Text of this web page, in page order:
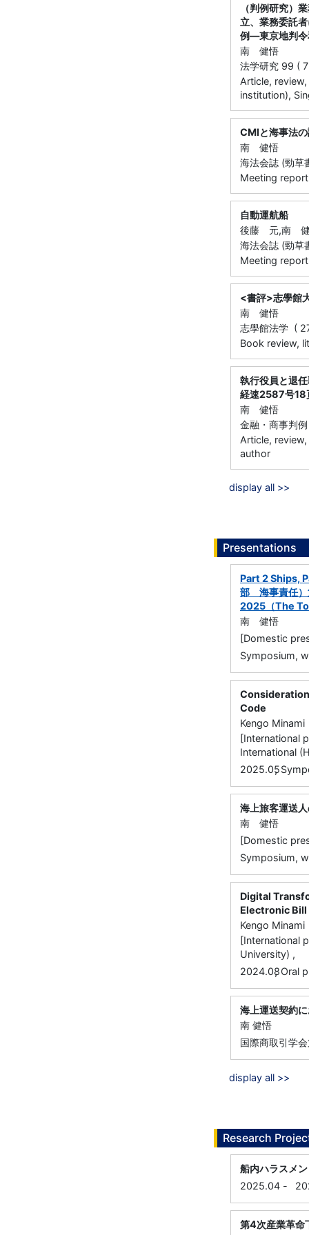
（判例研究）
立、業務委託
例―東京地判
南 健悟
法学研究 99 (
Article,
institution),
CMIと海事法
南 健悟
海法会誌 (勁
Meeting
自動運航船
後藤 元,南
海法会誌 (勁
Meeting
<書評>志學館
南 健悟
志學館法学 (
Book review,
執行役員と退
経速2587号18
南 健悟
金融・商事判
Article,
author
display all >>
Presentations
Part 2 Ships,
部 海事責任）
2025（The
南 健悟
[Domestic
Symposium,
Code
Kengo Minami
[International
International
2025.05
,
海上旅客運送
南 健悟
[Domestic
Symposium,
Digital
Electronic
Kengo Minami
[International
University) ,
2024.08
,Oral
海上運送契約
南 健悟
国際商取引学
display all >>
Research
船内ハラスメ
2025.04 -
第4次産業革命